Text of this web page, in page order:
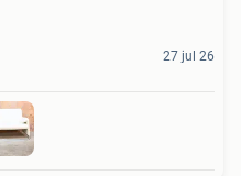
27 jul 26